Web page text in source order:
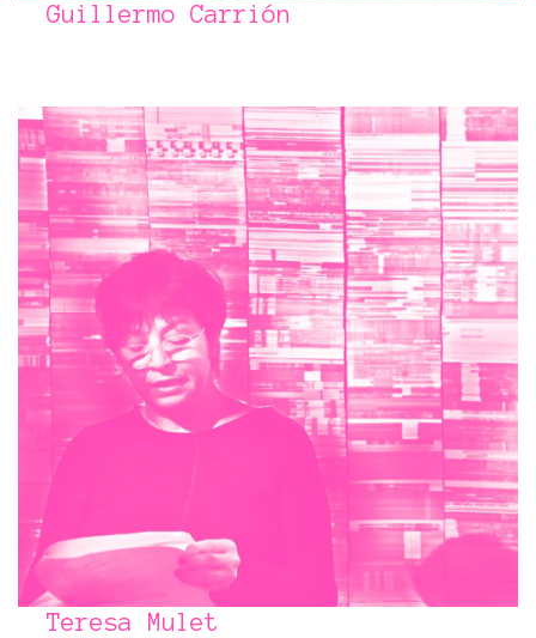
Guillermo Carrión
Teresa Mulet